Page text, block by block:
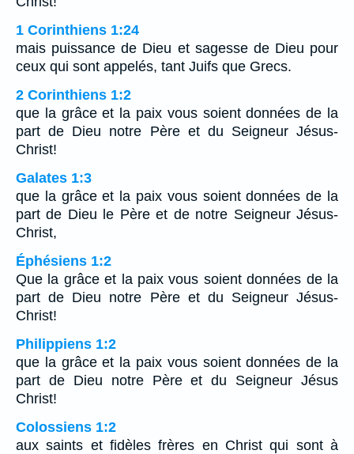
1 Corinthiens 1:24
mais puissance de Dieu et sagesse de Dieu pour
ceux qui sont appelés, tant Juifs que Grecs.
2 Corinthiens 1:2
que la grâce et la paix vous soient données de la
part de Dieu notre Père et du Seigneur Jésus-
Christ!
Galates 1:3
que la grâce et la paix vous soient données de la
part de Dieu le Père et de notre Seigneur Jésus-
Christ,
Éphésiens 1:2
Que la grâce et la paix vous soient données de la
part de Dieu notre Père et du Seigneur Jésus-
Christ!
Philippiens 1:2
que la grâce et la paix vous soient données de la
part de Dieu notre Père et du Seigneur Jésus
Christ!
Colossiens 1:2
aux saints et fidèles frères en Christ qui sont à